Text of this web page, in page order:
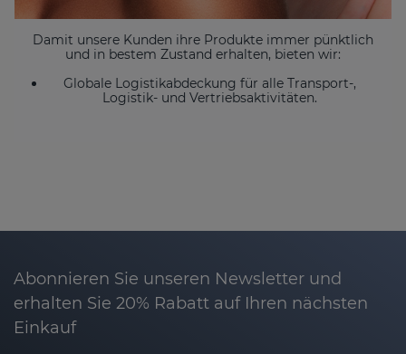
Damit unsere Kunden ihre Produkte immer pünktlich
und in bestem Zustand erhalten, bieten wir:
Globale Logistikabdeckung für alle Transport-,
Logistik- und Vertriebsaktivitäten.
Abonnieren Sie unseren Newsletter und
erhalten Sie 20% Rabatt auf Ihren nächsten
Einkauf